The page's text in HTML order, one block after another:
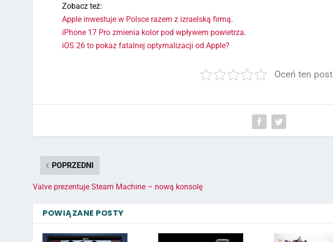
Zobacz też:
Apple inwestuje w Polsce razem z izraelską firmą.
iPhone 17 Pro zmienia kolor pod wpływem powietrza.
iOS 26 to pokaz fatalnej optymalizacji od Apple?
Oceń ten post
POPRZEDNI
Valve prezentuje Steam Machine – nową konsolę
POWIĄZANE POSTY